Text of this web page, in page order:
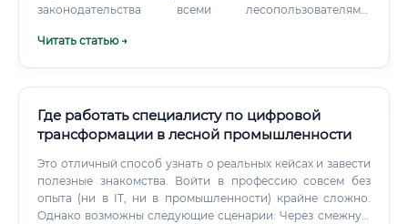
законодательства всеми лесопользователями.
обустройство экологических троп, мест отдыха,
Читать статью →
Где работать специалисту по цифровой
трансформации в лесной промышленности
Это отличный способ узнать о реальных кейсах и завести
полезные знакомства. Войти в профессию совсем без
опыта (ни в IT, ни в промышленности) крайне сложно.
Однако возможны следующие сценарии: Через смежную